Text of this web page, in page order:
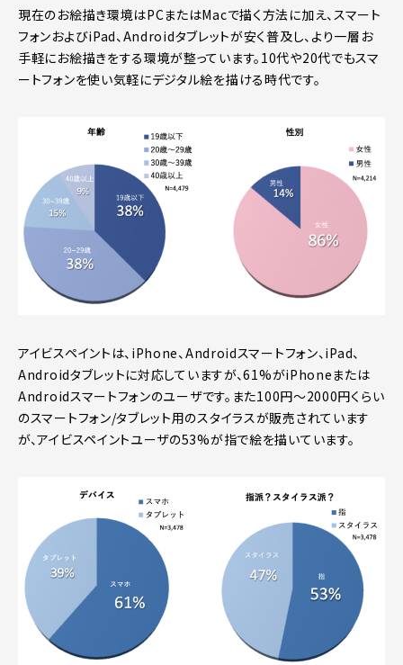
現在のお絵描き環境はPCまたはMacで描く方法に加え、スマート
フォンおよびiPad、Androidタブレットが安く普及し、より一層お
手軽にお絵描きをする環境が整っています。10代や20代でもスマ
ートフォンを使い気軽にデジタル絵を描ける時代です。
アイビスペイントは、iPhone、Androidスマートフォン、iPad、
Androidタブレットに対応していますが、61%がiPhoneまたは
Androidスマートフォンのユーザです。また100円～2000円くらい
のスマートフォン/タブレット用のスタイラスが販売されています
が、アイビスペイントユーザの53%が指で絵を描いています。